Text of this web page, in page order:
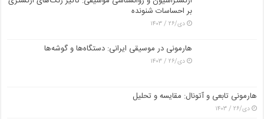
بر احساسات شنونده
دی/۲۶ / ۱۴۰۳
هارمونی در موسیقی ایرانی: دستگاه‌ها و گوشه‌ها
دی/۲۶ / ۱۴۰۳
هارمونی تابعی و آتونال: مقایسه و تحلیل
دی/۲۶ / ۱۴۰۳